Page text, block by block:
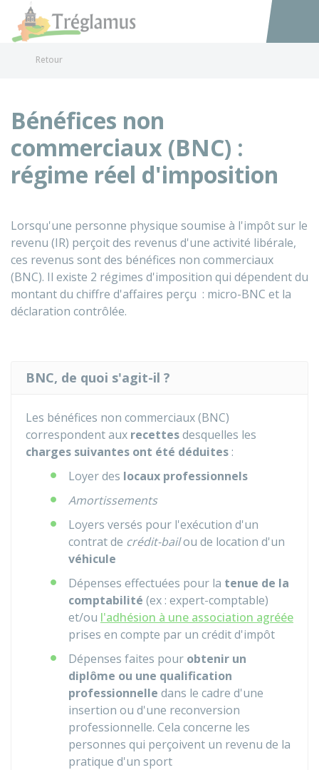
Accéder
Retour
Bénéfices non
commerciaux (BNC) :
régime réel d'imposition
Lorsqu'une personne physique soumise à l'impôt sur le
revenu (IR) perçoit des revenus d'une activité libérale,
ces revenus sont des bénéfices non commerciaux
(BNC). Il existe 2 régimes d'imposition qui dépendent du
montant du chiffre d'affaires perçu : micro-BNC et la
déclaration contrôlée.
BNC, de quoi s'agit-il ?
Les bénéfices non commerciaux (BNC)
correspondent aux recettesdesquelles les
charges suivantes ont été déduites :
Loyer des locaux professionnels
Amortissements
Loyers versés pour l'exécution d'un
contrat de crédit-bailou de location d'un
véhicule
Dépenses effectuées pour la tenue de la
comptabilité (ex : expert-comptable)
et/ou l'adhésion à une association agréée
prises en compte par un crédit d'impôt
Dépenses faites pour obtenir un
diplôme ou une qualification
professionnelle dans le cadre d'une
insertion ou d'une reconversion
professionnelle. Cela concerne les
personnes qui perçoivent un revenu de la
pratique d'un sport